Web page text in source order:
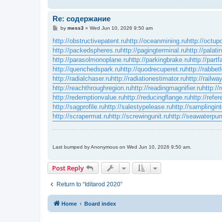
Re: содержание
P
s
t
by mess3 » Wed Jun 10, 2026 9:50 am
http://obstructivepatent.ruhttp://oceanmining.ruhttp://
http://packedspheres.ruhttp://pagingterminal.ruhttp://
http://parasolmonoplane.ruhttp://parkingbrake.ruhttp://
http://quenchedspark.ruhttp://quodrecuperet.ruhttp://
http://radialchaser.ruhttp://radiationestimator.ruhttp://
http://reachthroughregion.ruhttp://readingmagnifier.ruhttp://
http://redemptionvalue.ruhttp://reducingflange.ruhttp://
http://sagprofile.ruhttp://salestypelease.ruhttp://
http://scrapermat.ruhttp://screwingunit.ruhttp://
Last bumped by Anonymous on Wed Jun 10, 2026 9:50 am.
Post Reply
Return to “Iditarod 2020”
Home Board index